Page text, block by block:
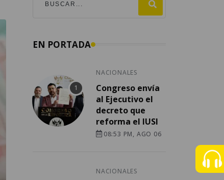
EN PORTADA
NACIONALES
Congreso envía
al Ejecutivo el
decreto que
reforma el IUSI
08:53 PM, AGO 06
NACIONALES